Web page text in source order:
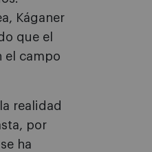
Káganer
que el
el campo
realidad
por
ha